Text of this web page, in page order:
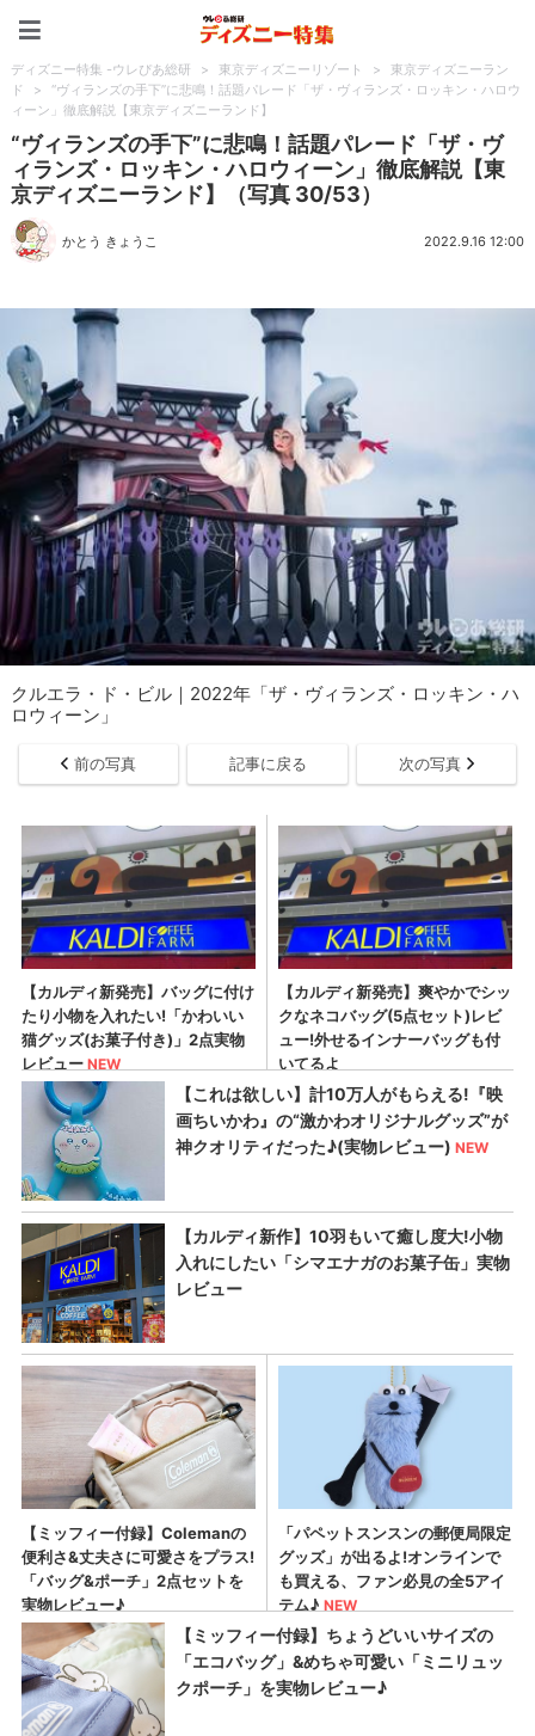
ディズニー特集 -ウレぴあ総研 > 東京ディズニーリゾート >
東京ディズニーラン
ド
>
“ヴィランズの手下”に悲鳴！話題パレード「ザ・ヴィランズ・ロッキン・ハロウ
ィーン」徹底解説【東京ディズニーランド】
“ヴィランズの手下”に悲鳴！話題パレード「ザ・ヴ
ィランズ・ロッキン・ハロウィーン」徹底解説【東
京ディズニーランド】（写真 30/53）
かとう きょうこ 2022.9.16 12:00
クルエラ・ド・ビル｜2022年「ザ・ヴィランズ・ロッキン・ハ
ロウィーン」
前の写真 記事に戻る 次の写真